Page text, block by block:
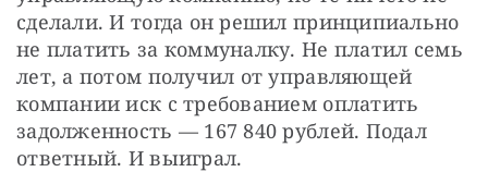
сделали. И тогда он решил принципиально
не платить за коммуналку. Не платил семь
лет, а потом получил от управляющей
компании иск с требованием оплатить
задолженность — 167 840 рублей. Подал
ответный. И выиграл.